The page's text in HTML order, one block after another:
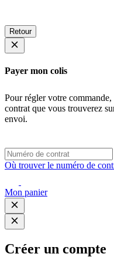
Retour
Payer mon colis
Pour régler votre
contrat que vous trouverez
envoi.
Où trouver le numéro de
Mon panier
Créer un compte